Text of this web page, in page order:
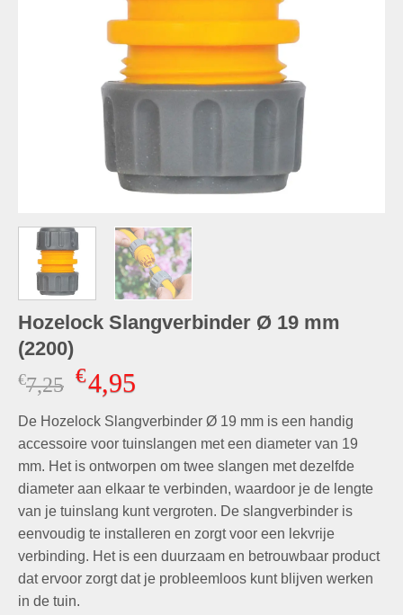
Hozelock Slangverbinder Ø 19 mm
(2200)
€7,25 Oorspronkelijke
prijs
was:
€7,25.
€4,95Huidige
is:
€4,95.
De Hozelock Slangverbinder Ø 19 mm is een handig
accessoire voor tuinslangen met een diameter van 19
mm. Het is ontworpen om twee slangen met dezelfde
diameter aan elkaar te verbinden, waardoor je de lengte
van je tuinslang kunt vergroten. De slangverbinder is
eenvoudig te installeren en zorgt voor een lekvrije
verbinding. Het is een duurzaam en betrouwbaar product
dat ervoor zorgt dat je probleemloos kunt blijven werken
in de tuin.